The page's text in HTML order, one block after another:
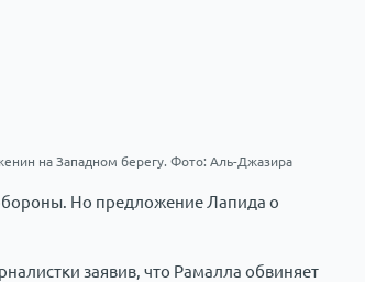
на Западном берегу. Фото: Аль-Джазира
Но предложение Лапида о
заявив, что Рамалла обвиняет